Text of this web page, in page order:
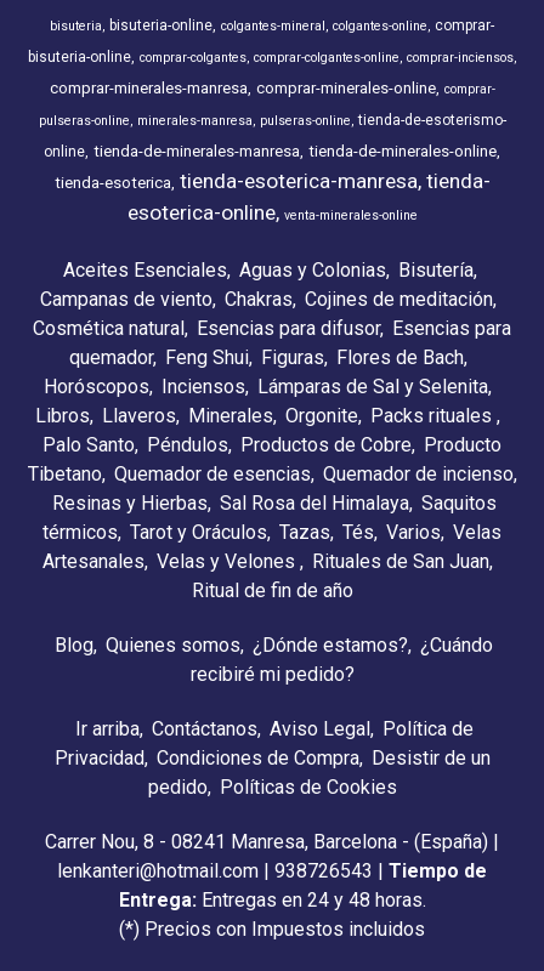
bisuteria bisuteria-online colgantes-mineral colgantes-online
comprar-
bisuteria-online comprar-colgantes comprar-colgantes-online comprar-inciensos
comprar-minerales-manresa comprar-minerales-online comprar-
pulseras-online
minerales-manresa pulseras-online tienda-de-esoterismo-
online tienda-de-minerales-manresa tienda-de-minerales-online
tienda-esoterica tienda-esoterica-manresa tienda-
esoterica-online venta-minerales-online
Aceites Esenciales Aguas y Colonias
Bisutería
Campanas de viento Chakras Cojines de meditación
Cosmética natural Esencias para difusor Esencias para
quemador
Feng Shui Figuras
Flores de Bach
Horóscopos
Inciensos
Lámparas de Sal y Selenita
Libros
Llaveros Minerales Orgonite Packs rituales
Palo Santo Péndulos Productos de Cobre Producto
Tibetano Quemador de esencias Quemador de incienso
Resinas y Hierbas Sal Rosa del Himalaya Saquitos
térmicos Tarot y Oráculos Tazas Tés Varios Velas
Artesanales Velas y Velones
Rituales de San Juan
Ritual de fin de año
Blog Quienes somos ¿Dónde estamos? ¿Cuándo
recibiré mi pedido?
Ir arriba Contáctanos Aviso Legal
Política de
Privacidad Condiciones de Compra
Desistir de un
pedido
Políticas de Cookies
Carrer Nou, 8 - 08241 Manresa, Barcelona - (España) |
lenkanteri@hotmail.com | 938726543 | Tiempo de
Entrega: Entregas en 24 y 48 horas.
(*) Precios con Impuestos incluidos